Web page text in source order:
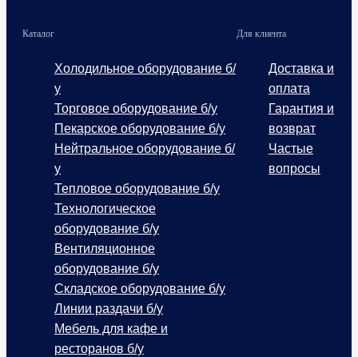
Каталог
Холодильное оборудование б/
у
Торговое оборудование б/у
Пекарское оборудование б/у
Нейтральное оборудование б/
у
Тепловое оборудование б/у
Технологическое
оборудование б/у
Вентиляционное
оборудование б/у
Складское оборудование б/у
Линии раздачи б/у
Мебель для кафе и
ресторанов б/у
Для клиента
Доставка и
оплата
Гарантия и
возврат
Частые
вопросы